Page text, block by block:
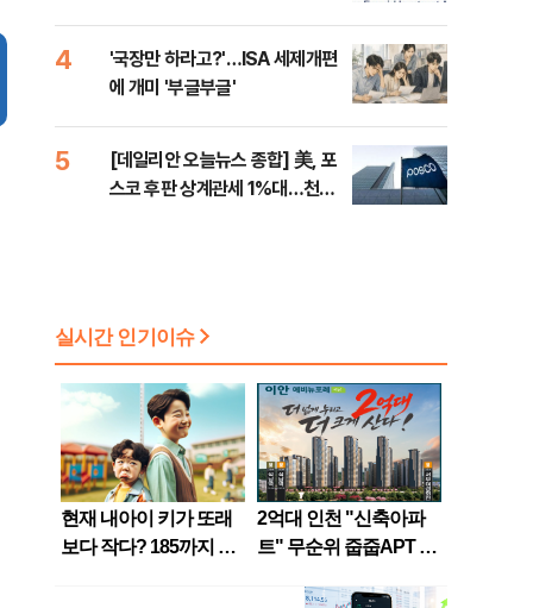
4
'국장만 하라고?'…ISA 세제개편
에 개미 '부글부글'
5
[데일리안 오늘뉴스 종합] 美, 포
스코 후판 상계관세 1%대…천하